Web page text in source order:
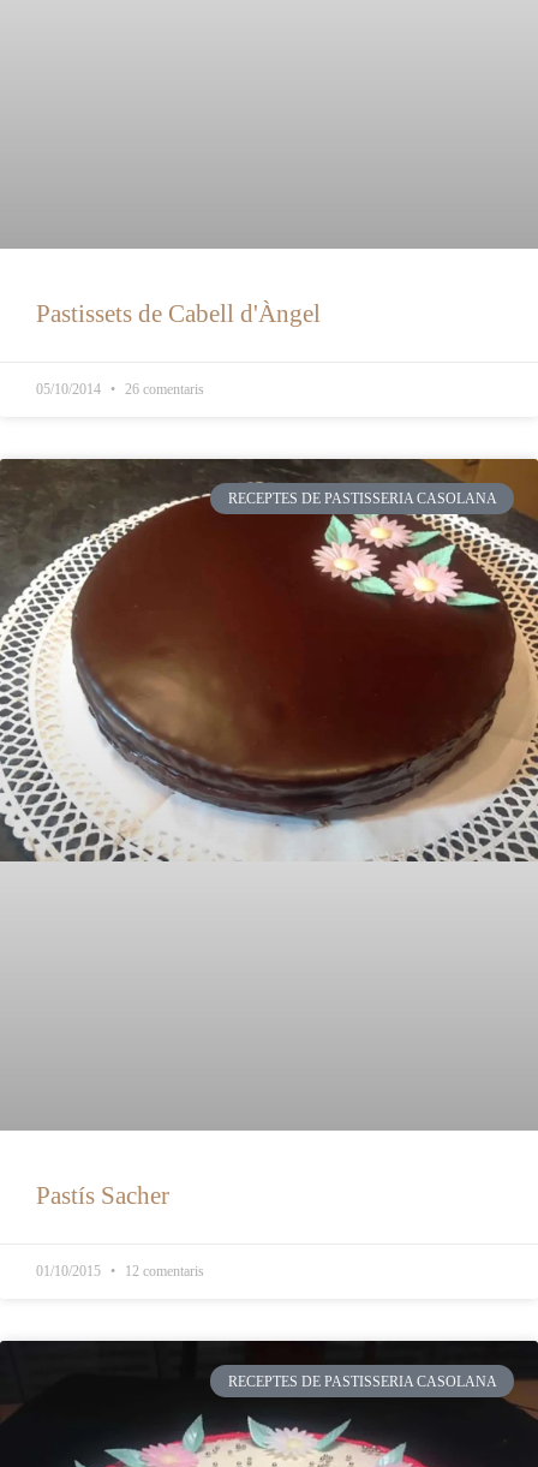
Pastissets de Cabell d'Àngel
05/10/2014 26 comentaris
RECEPTES DE PASTISSERIA CASOLANA
Pastís Sacher
01/10/2015 12 comentaris
RECEPTES DE PASTISSERIA CASOLANA